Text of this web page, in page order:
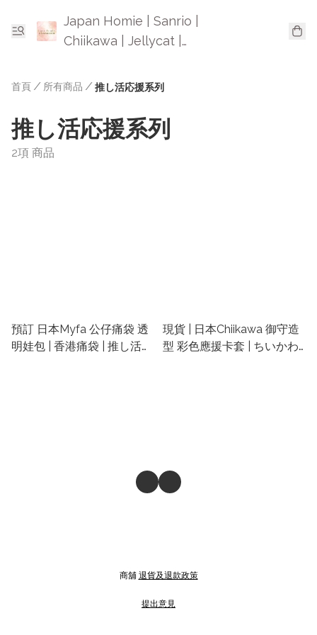
Japan Homie | Sanrio |
Chiikawa | Jellycat |
首頁 / 所有商品 / 推し活応援系列
推し活応援系列
2項 商品
預訂 日本Myfa 公仔痛袋 透
明娃包 | 香港痛袋 | 推し活應
現貨 | 日本Chiikawa 御守造
型 彩色應援卡套 | ちいかわ
商舖 退貨及退款政策
提出意見